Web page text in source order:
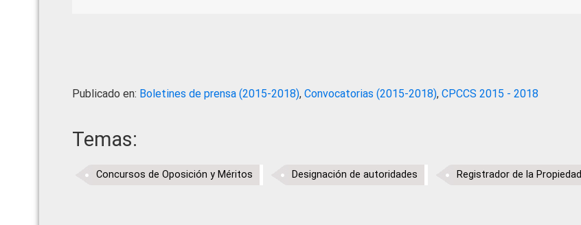
Publicado en: Boletines de prensa (2015-2018), Convocatorias (2015-2018), CPCCS 2015 - 2018
Temas:
Concursos de Oposición y Méritos Designación de autoridades Registrador de la Propiedad